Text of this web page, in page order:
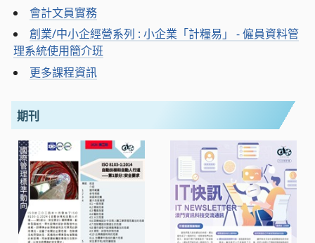
會計文員實務
創業/中小企經營系列 : 小企業「計糧易」 - 僱員資料管
理系統使用簡介班
更多課程資訊
期刊